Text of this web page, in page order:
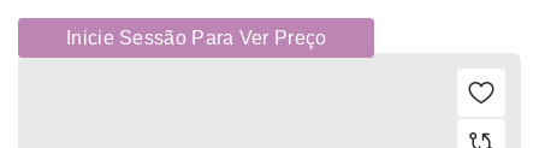
Inicie Sessão Para Ver Preço